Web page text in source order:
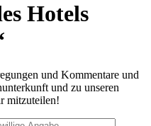
Hotels
und Kommentare und
und zu unseren
mitzuteilen!